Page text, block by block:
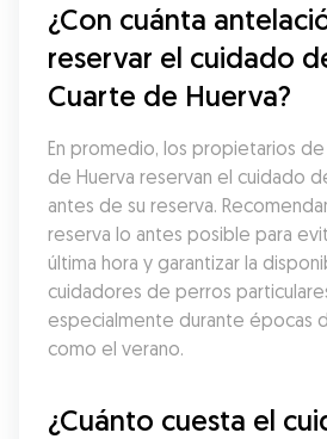
¿Con cuánta
reservar el cuidado
Cuarte de Huerva?
En promedio, los propietarios
de Huerva reservan el cuidado
antes de su reserva.
reserva lo antes posible para
última hora y garantizar la
cuidadores de perros
especialmente durante épocas
como el verano.
¿Cuánto cuesta el